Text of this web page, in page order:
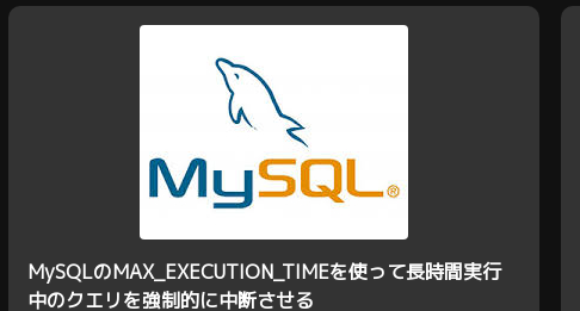
MySQLのMAX_EXECUTION_TIMEを使って長時間実行
中のクエリを強制的に中断させる